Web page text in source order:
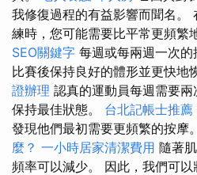
我修復過程的有益影響而聞名。
練時，您可能需要比平常更頻繁
SEO關鍵字 每週或每兩週一次
比賽後保持良好的體形並更快地
證辦理 認真的運動員每週需要
保持最佳狀態。 台北記帳士推薦
發現他們最初需要更頻繁的按摩。
麼？ 一小時居家清潔費用 隨著
頻率可以減少。 因此，我們可